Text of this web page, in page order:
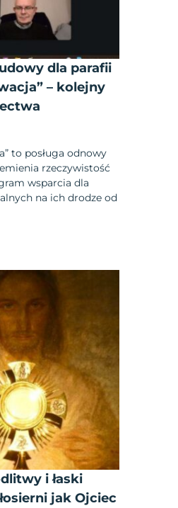
dla parafii
– kolejny
to posługa odnowy
rzeczywistość
wsparcia dla
na ich drodze od
i łaski
jak Ojciec